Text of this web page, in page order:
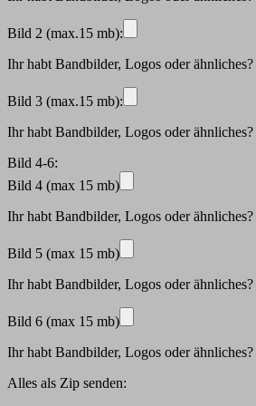
Bild 2 (max.15 mb):
Ihr habt Bandbilder, Logos oder
Bild 3 (max.15 mb):
Ihr habt Bandbilder, Logos oder
Bild 4-6:
Bild 4 (max 15 mb)
Ihr habt Bandbilder, Logos oder
Bild 5 (max 15 mb)
Ihr habt Bandbilder, Logos oder
Bild 6 (max 15 mb)
Ihr habt Bandbilder, Logos oder
Alles als Zip senden: